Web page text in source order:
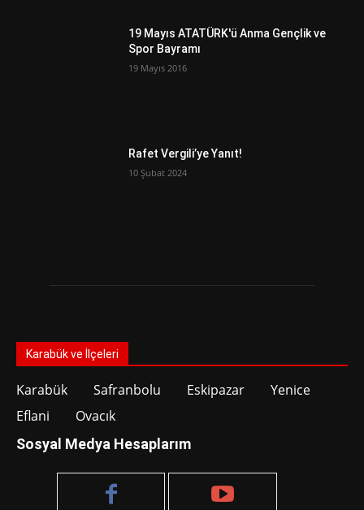
19 Mayıs ATATÜRK'ü Anma Gençlik ve
Spor Bayramı
19 Mayıs 2016
Rafet Vergili’ye Yanıt!
10 Şubat 2024
Karabük ve İlçeleri
Karabük Safranbolu Eskipazar
Yenice
Eflani
Ovacık
Sosyal Medya Hesaplarım